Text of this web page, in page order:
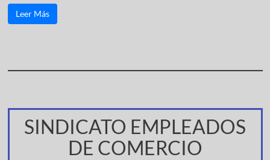
Leer Más
SINDICATO EMPLEADOS
DE COMERCIO